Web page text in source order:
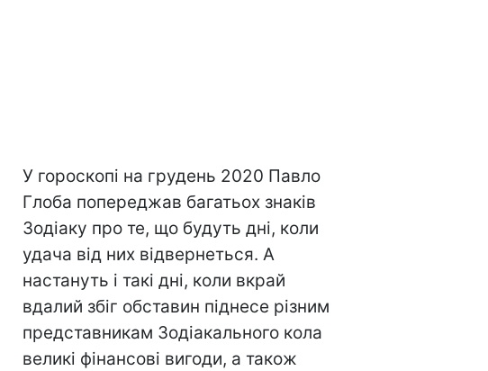
У гороскопі на грудень 2020 Павло
Глоба попереджав багатьох знаків
Зодіаку про те, що будуть дні, коли
удача від них відвернеться. А
настануть і такі дні, коли вкрай
вдалий збіг обставин піднесе різним
представникам Зодіакального кола
великі фінансові вигоди, а також